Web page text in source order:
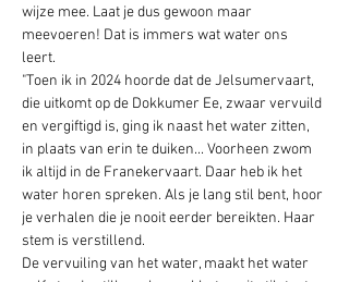
wijze mee. Laat je dus gewoon maar
meevoeren! Dat is immers wat water ons
leert.
"Toen ik in 2024 hoorde dat de Jelsumervaart,
die uitkomt op de Dokkumer Ee, zwaar vervuild
en vergiftigd is, ging ik naast het water zitten,
in plaats van erin te duiken... Voorheen zwom
ik altijd in de Franekervaart. Daar heb ik het
water horen spreken. Als je lang stil bent, hoor
je verhalen die je nooit eerder bereikten. Haar
stem is verstillend.
De vervuiling van het water, maakt het water